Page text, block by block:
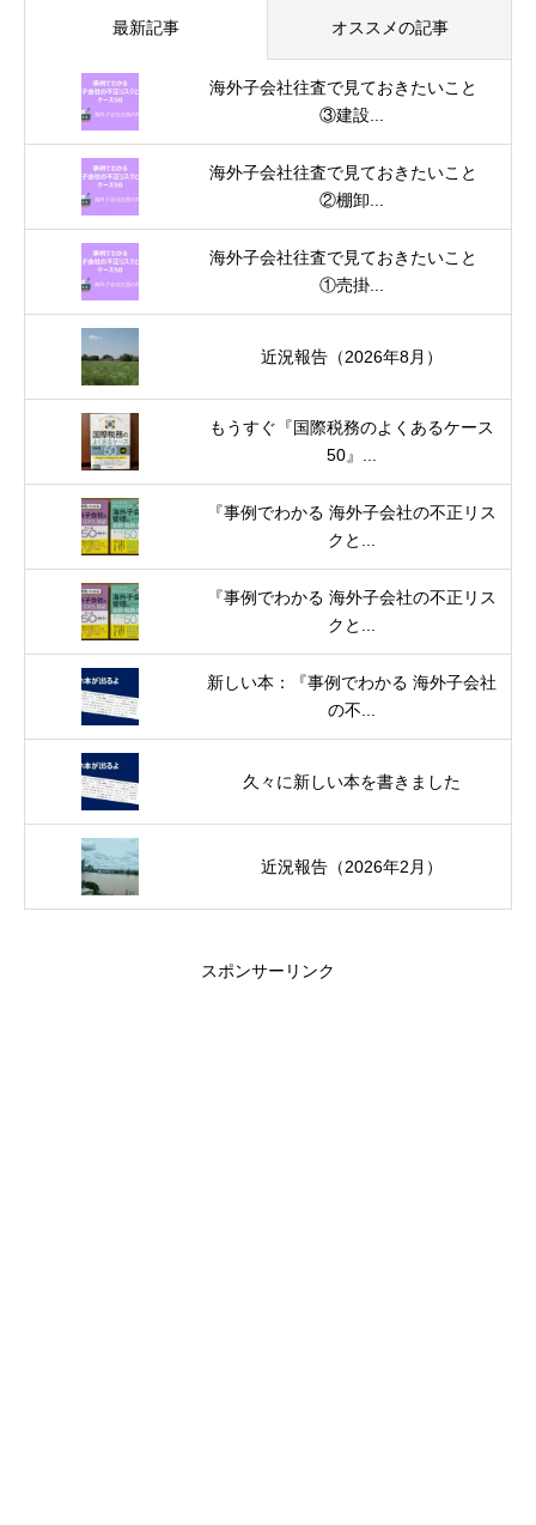
最新記事 オススメの記事
海外子会社往査で見ておきたいこと
③建設...
海外子会社往査で見ておきたいこと
②棚卸...
海外子会社往査で見ておきたいこと
①売掛...
近況報告（2026年8月）
もうすぐ『国際税務のよくあるケース
50』...
『事例でわかる 海外子会社の不正リス
クと...
『事例でわかる 海外子会社の不正リス
クと...
新しい本：『事例でわかる 海外子会社
の不...
久々に新しい本を書きました
近況報告（2026年2月）
スポンサーリンク